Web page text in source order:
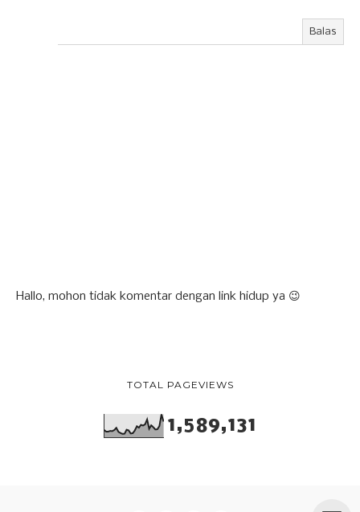
Balas
Hallo, mohon tidak komentar dengan link hidup ya 😉
TOTAL PAGEVIEWS
1,589,131